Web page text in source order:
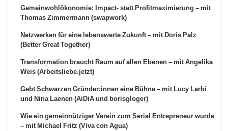
Gemeinwohlökonomie: Impact- statt Profitmaximierung – mit
Thomas Zimmermann (swapwork)
Netzwerken für eine lebenswerte Zukunft – mit Doris Palz
(Better Great Together)
Transformation braucht Raum auf allen Ebenen – mit Angelika
Weis (Arbeitsliebe.jetzt)
Gebt Schwarzen Gründer:innen eine Bühne – mit Lucy Larbi
und Nina Laenen (AiDiA und borisgloger)
Wie ein gemeinnütziger Verein zum Serial Entrepreneur wurde
– mit Michael Fritz (Viva con Agua)